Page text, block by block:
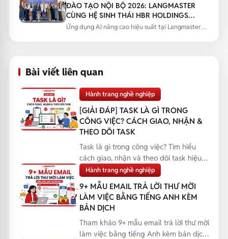
ĐÀO TẠO NỘI BỘ 2026: LANGMASTER
CÙNG HỆ SINH THÁI HBR HOLDINGS
NÂNG CAO NĂNG LỰC ỨNG DỤNG AI
Ứng dụng AI nâng cao hiệu suất tại Langmaster
Bài viết liên quan
Hành trang nghề nghiệp
[GIẢI ĐÁP] TASK LÀ GÌ TRONG
CÔNG VIỆC? CÁCH GIAO, NHẬN &
THEO DÕI TASK
Task là gì trong công việc? Tìm hiểu
cách giao, nhận và theo dõi task hiệu
quả, giúp bạn q...
Hành trang nghề nghiệp
9+ MẪU EMAIL TRẢ LỜI THƯ MỜI
LÀM VIỆC BẰNG TIẾNG ANH KÈM
BẢN DỊCH
Tham khảo 9+ mẫu email trả lời thư mời
làm việc bằng tiếng Anh kèm bản dịch,